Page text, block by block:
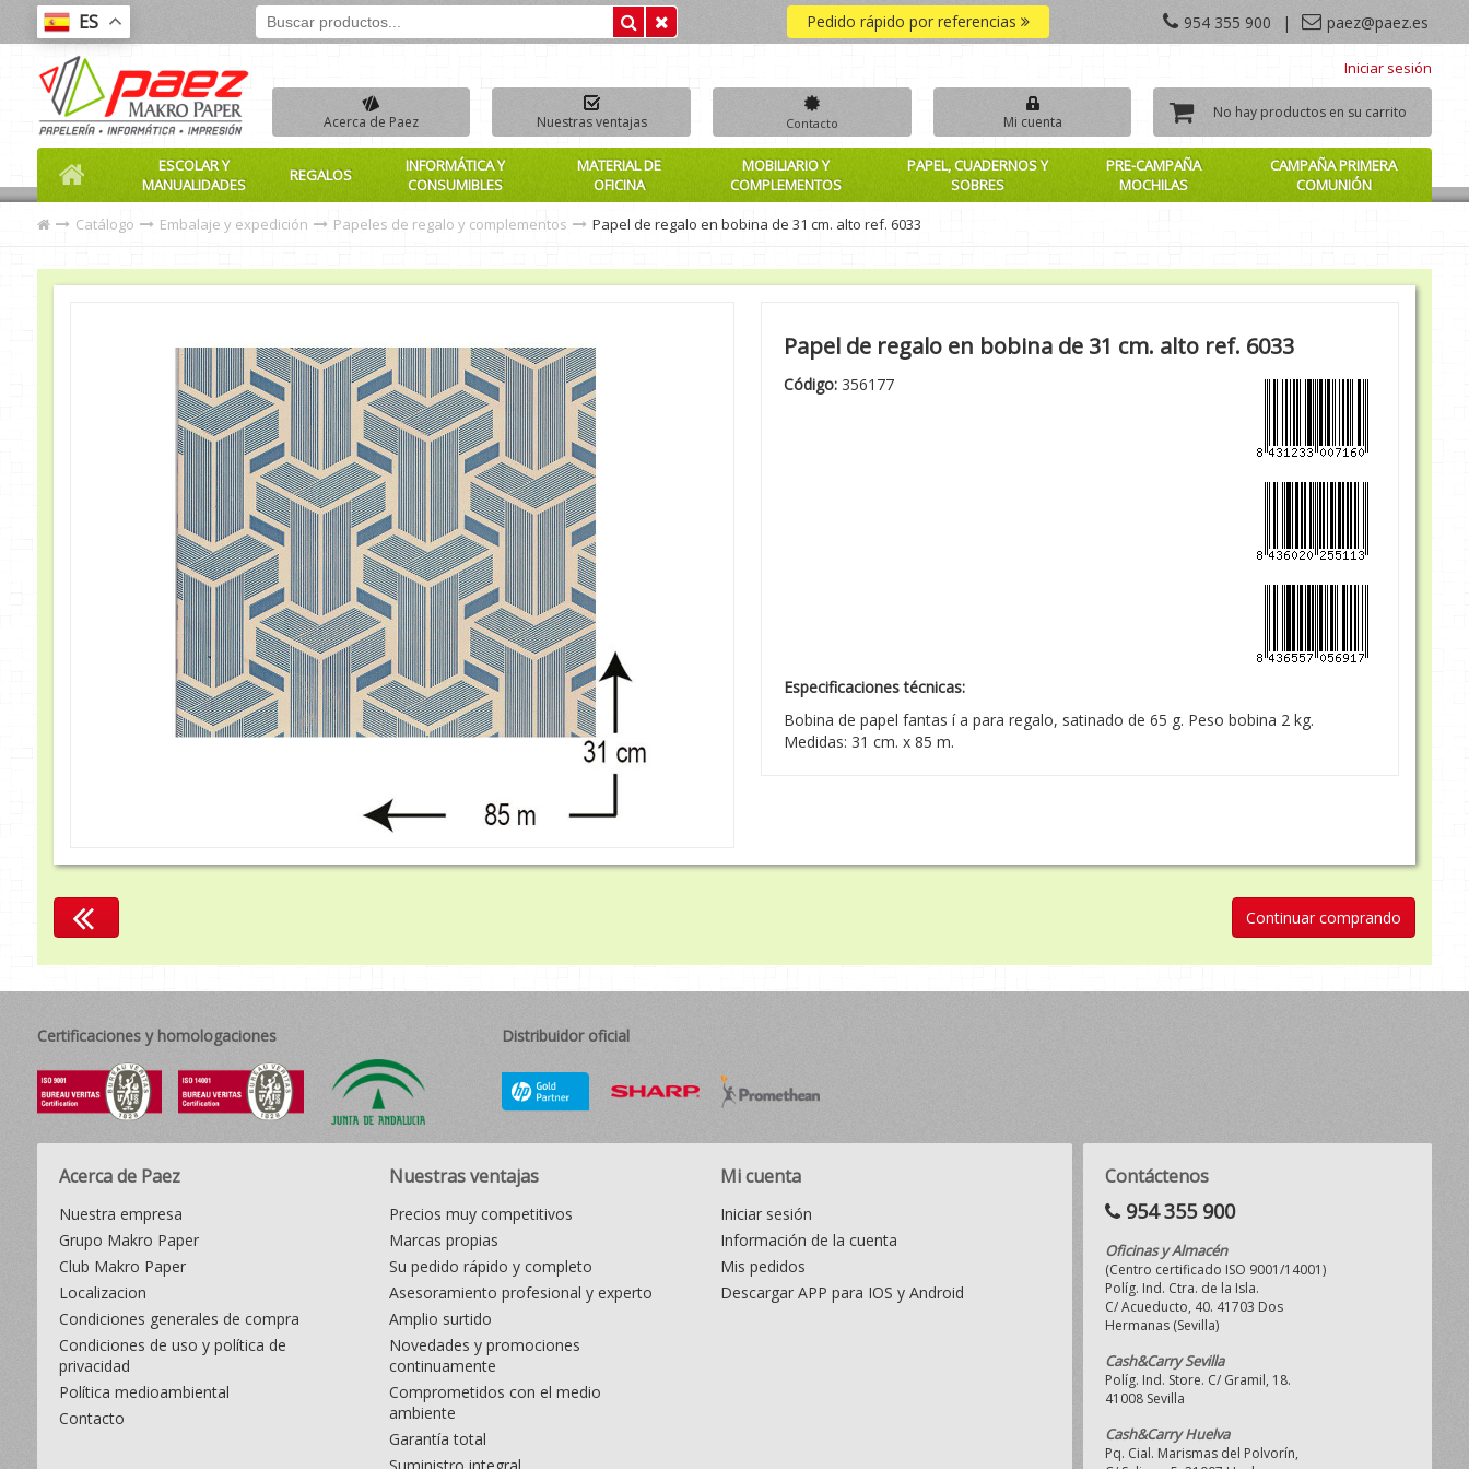
ES 954 355 900 | paez@paez.es
Pedido rápido por referencias
Iniciar sesión
Acerca de Paez Nuestras ventajas Contacto Mi cuenta
No hay productos en su carrito
ESCOLAR Y
MANUALIDADES
REGALOS
INFORMÁTICA Y
CONSUMIBLES
MATERIAL DE
OFICINA
MOBILIARIO Y
COMPLEMENTOS
PAPEL, CUADERNOS Y
SOBRES
PRE-CAMPAÑA
MOCHILAS
CAMPAÑA PRIMERA
COMUNIÓN
Catálogo
Embalaje y expedición Papeles de regalo y complementos Papel de regalo en bobina de 31 cm. alto ref. 6033
Papel de regalo en bobina de 31 cm. alto ref. 6033
Código: 356177
Especificaciones técnicas:
Bobina de papel fantas í a para regalo, satinado de 65 g. Peso bobina 2 kg.
Medidas: 31 cm. x 85 m.
Continuar comprando
Certificaciones y homologaciones Distribuidor oficial
Acerca de Paez
Nuestra empresa
Grupo Makro Paper
Club Makro Paper
Localizacion
Condiciones generales de compra
Condiciones de uso y política de
privacidad
Política medioambiental
Contacto
Nuestras ventajas
Precios muy competitivos
Marcas propias
Su pedido rápido y completo
Asesoramiento profesional y experto
Amplio surtido
Novedades y promociones
continuamente
Comprometidos con el medio
ambiente
Garantía total
Mi cuenta
Iniciar sesión
Información de la cuenta
Mis pedidos
Descargar APP para IOS y Android
Contáctenos
954 355 900
Oficinas y Almacén
(Centro certificado ISO 9001/14001)
Políg. Ind. Ctra. de la Isla.
C/ Acueducto, 40. 41703 Dos
Hermanas (Sevilla)
Cash&Carry Sevilla
Políg. Ind. Store. C/ Gramil, 18.
41008 Sevilla
Cash&Carry Huelva
Pq. Cial. Marismas del Polvorín,